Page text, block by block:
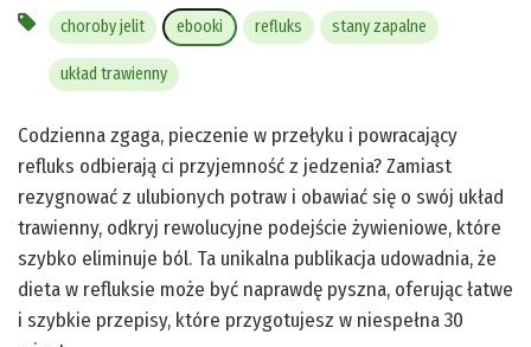
choroby jelit ebooki refluks stany zapalne
układ trawienny
Codzienna zgaga, pieczenie w przełyku i powracający
refluks odbierają ci przyjemność z jedzenia? Zamiast
rezygnować z ulubionych potraw i obawiać się o swój układ
trawienny, odkryj rewolucyjne podejście żywieniowe, które
szybko eliminuje ból. Ta unikalna publikacja udowadnia, że
dieta w refluksie może być naprawdę pyszna, oferując łatwe
i szybkie przepisy, które przygotujesz w niespełna 30